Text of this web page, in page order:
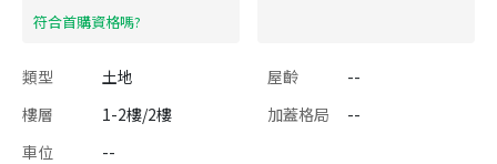
​符合首購資格嗎?
類型 土地 屋齡
--
樓層
1-2樓/2樓 加蓋格局
--
車位
--